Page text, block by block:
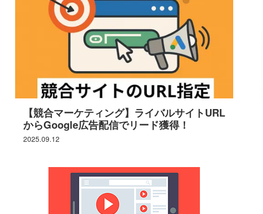
2025.09.12
【競合マーケティング】ライバルサイトURL
からGoogle広告配信でリード獲得！